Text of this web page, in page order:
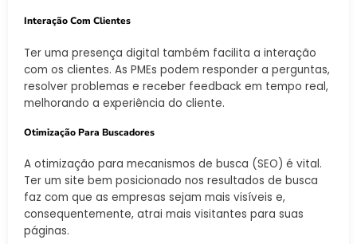
Interação Com Clientes
Ter uma presença digital também facilita a interação
com os clientes. As PMEs podem responder a perguntas,
resolver problemas e receber feedback em tempo real,
melhorando a experiência do cliente.
Otimização Para Buscadores
A otimização para mecanismos de busca (SEO) é vital.
Ter um site bem posicionado nos resultados de busca
faz com que as empresas sejam mais visíveis e,
consequentemente, atrai mais visitantes para suas
páginas.